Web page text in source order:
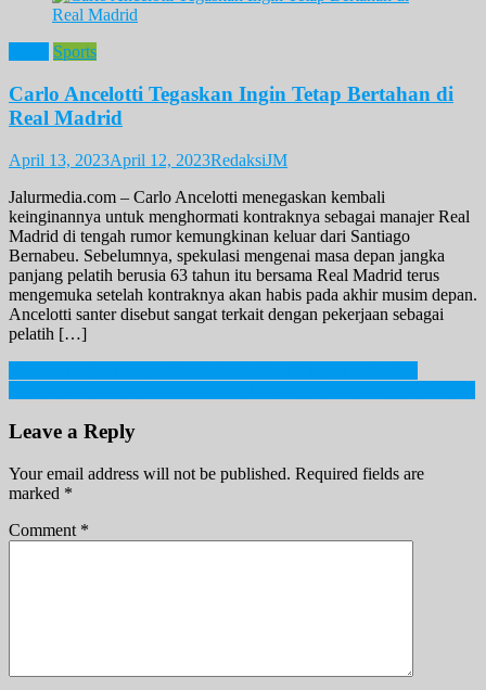
Sports
Carlo Ancelotti Tegaskan Ingin Tetap Bertahan di
Real Madrid
April 13, 2023April 12, 2023RedaksiJM
Jalurmedia.com – Carlo Ancelotti menegaskan kembali
keinginannya untuk menghormati kontraknya sebagai manajer Real
Madrid di tengah rumor kemungkinan keluar dari Santiago
Bernabeu. Sebelumnya, spekulasi mengenai masa depan jangka
panjang pelatih berusia 63 tahun itu bersama Real Madrid terus
mengemuka setelah kontraknya akan habis pada akhir musim depan.
Ancelotti santer disebut sangat terkait dengan pekerjaan sebagai
pelatih […]
Post
navigation
Leave a Reply
Your email address will not be published. Required fields are
marked *
Comment *